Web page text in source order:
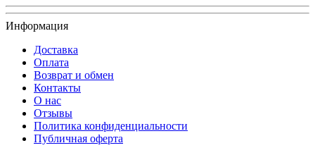
Информация
Доставка
Оплата
Возврат и обмен
Контакты
О нас
Отзывы
Политика конфиденциальности
Публичная оферта